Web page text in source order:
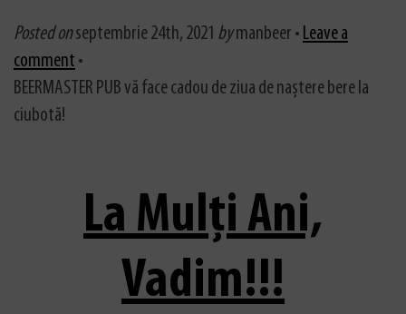
Posted onseptembrie 24th, 2021 bymanbeer • Leave a
comment •
BEERMASTER PUB vă face cadou de ziua de naștere bere la
ciubotă!
La Mulți Ani,
Vadim!!!